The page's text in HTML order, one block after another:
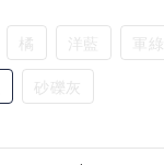
橘 洋藍 軍綠
砂礫灰